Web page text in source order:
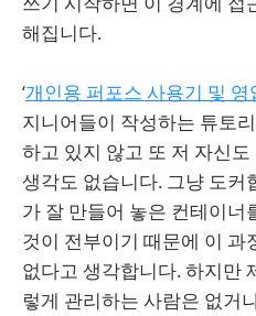
해집니다.
‘개인용 퍼포스 사용기 및 영
지니어들이 작성하는 튜토
하고 있지 않고 또 저 자신
생각도 없습니다. 그냥 도커
가 잘 만들어 놓은 컨테이
것이 전부이기 때문에 이
없다고 생각합니다. 하지만
렇게 관리하는 사람은 없거